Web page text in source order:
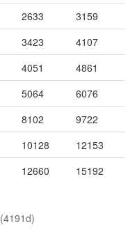
2633
3159
3423
4107
4051
4861
5064
6076
8102
9722
10128
12153
12660 15192